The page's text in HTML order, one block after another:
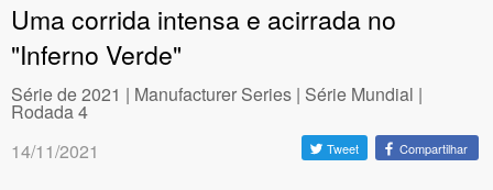
Uma corrida intensa e acirrada no
"Inferno Verde"
Série de 2021 | Manufacturer Series | Série Mundial |
Rodada 4
14/11/2021
Tweet Compartilhar